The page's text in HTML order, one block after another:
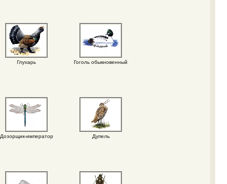
Глухарь Гоголь обыкновенный
Дозорщик-император Дупель